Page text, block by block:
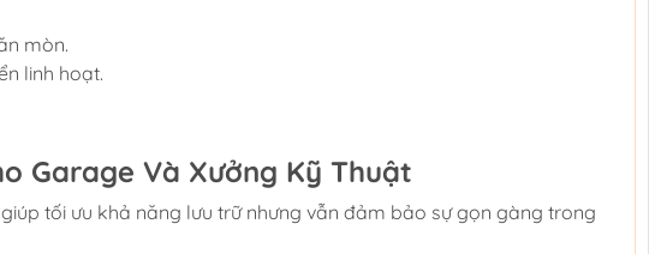
mòn.
linh hoạt.
Garage Và Xưởng Kỹ Thuật
giúp tối ưu khả năng lưu trữ nhưng vẫn đảm bảo sự gọn gàng trong